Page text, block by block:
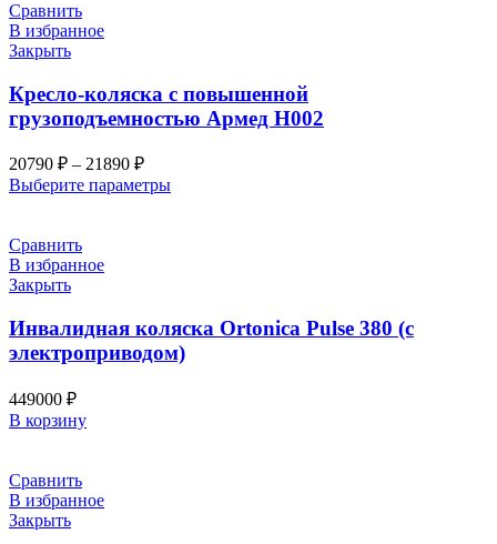
Сравнить
В избранное
Закрыть
Кресло-коляска с повышенной
грузоподъемностью Армед Н002
20790 ₽ – 21890 ₽Диапазон
цен:
Выберите параметры
Сравнить
В избранное
Закрыть
Инвалидная коляска Ortonica Pulse 380 (с
электроприводом)
449000 ₽
В корзину
Сравнить
В избранное
Закрыть